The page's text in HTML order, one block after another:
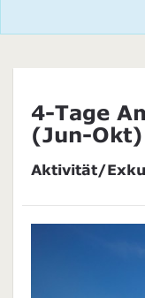
4-Tage
(Jun-Okt)
Aktivität/